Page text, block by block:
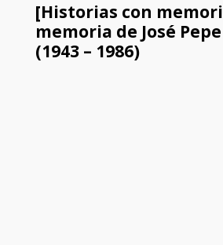
[Historias con
memoria de José
(1943 – 1986)